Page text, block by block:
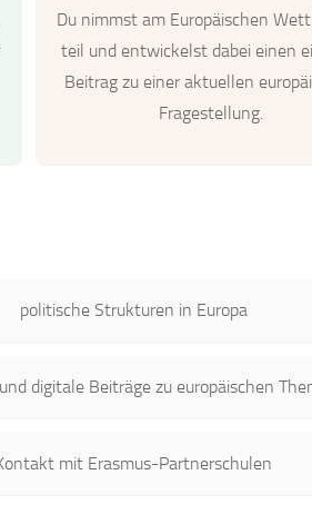
Du nimmst am Europäischen
teil und entwickelst dabei einen
Beitrag zu einer aktuellen
Fragestellung.
politische Strukturen in Europa
digitale Beiträge zu europäischen
mit Erasmus-Partnerschulen